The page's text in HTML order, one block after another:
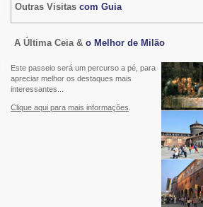
Outras Visitas com Guia
A Última Ceia & o Melhor de Milão
Este passeio será um percurso a pé, para
apreciar melhor os destaques mais
interessantes...
Clique aqui para mais informações